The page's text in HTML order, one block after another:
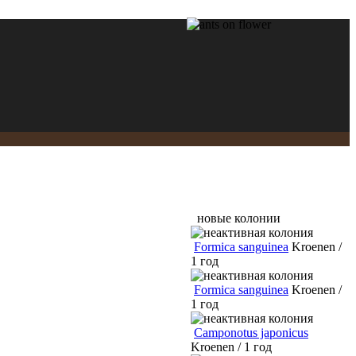
новые колонии
Formica sanguinea Kroenen /
1 год
Formica sanguinea Kroenen /
1 год
Camponotus japonicus
Kroenen / 1 год